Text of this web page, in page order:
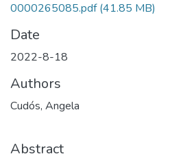
0000265085.pdf (41.85 MB)
Date
2022-8-18
Authors
Cudós, Angela
Abstract